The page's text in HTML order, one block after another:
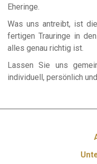
Eheringe.
Was uns antreibt, ist
fertigen Trauringe in
alles genau richtig ist.
Lassen Sie uns
individuell, persönlich und